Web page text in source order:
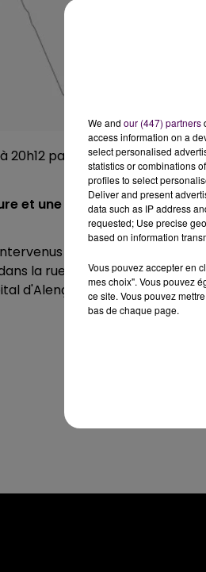
20h12 par Emilien Borderie
et une moto ce lundi 24
vers 18h30 ce lundi
la rue des Vignes. Le bilan
d'Alençon. C'est la caserne
We and our (447) partners
access information on a
select personalised
statistics or combinations
profiles to select
Deliver and present
data such as IP address
requested; Use precise
based on information
Vous pouvez accepter en
mes choix". Vous pouvez
ce site. Vous pouvez
bas de chaque page.